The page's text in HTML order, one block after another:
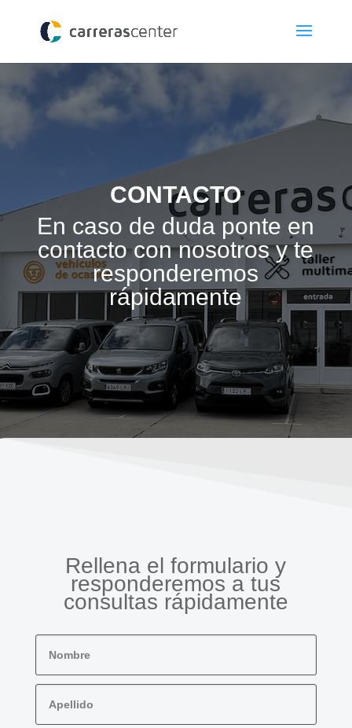
CONTACTO
En caso de duda ponte en
contacto con nosotros y te
responderemos
rápidamente
Rellena el formulario y
responderemos a tus
consultas rápidamente